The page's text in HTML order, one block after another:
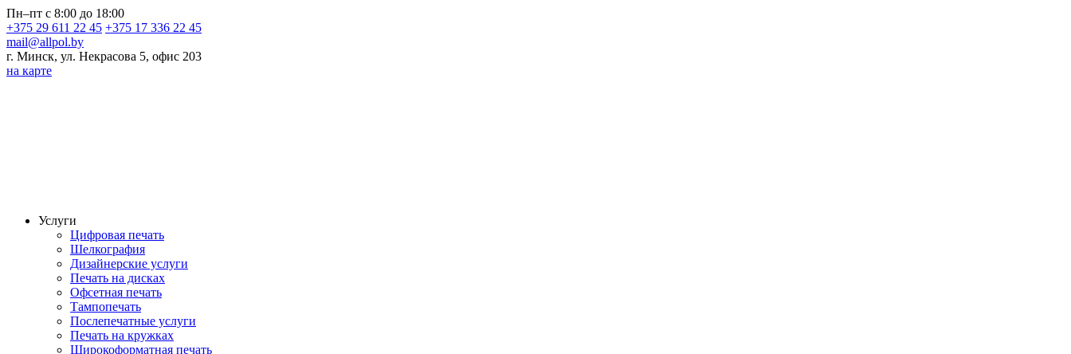
Пн–пт с 8:00 до 18:00
+375 29 611 22 45 +375 17 336 22 45
mail@allpol.by
г. Минск, ул. Некрасова 5, офис 203
на карте
Услуги
Цифровая печать
Шелкография
Дизайнерские услуги
Печать на дисках
Офсетная печать
Тампопечать
Послепечатные услуги
Печать на кружках
Широкоформатная печать